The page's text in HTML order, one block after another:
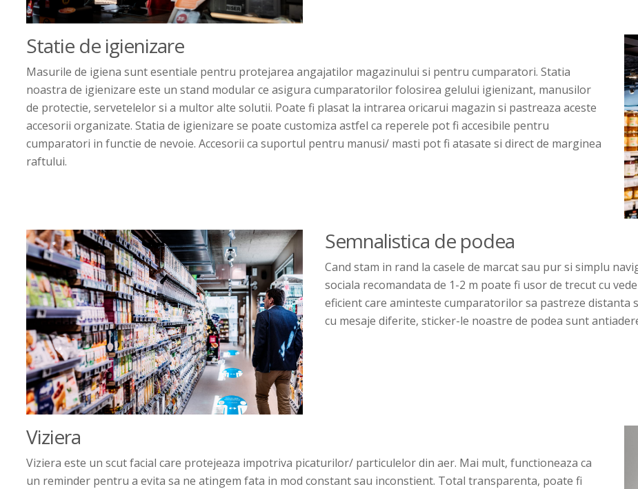
Statie de igienizare
Masurile de igiena sunt esentiale pentru protejarea angajatilor magazinului si pentru cumparatori. Statia
noastra de igienizare este un stand modular ce asigura cumparatorilor folosirea gelului igienizant, manusilor
de protectie, servetelelor si a multor alte solutii. Poate fi plasat la intrarea oricarui magazin si pastreaza aceste
accesorii organizate. Statia de igienizare se poate customiza astfel ca reperele pot fi accesibile pentru
cumparatori in functie de nevoie. Accesorii ca suportul pentru manusi/ masti pot fi atasate si direct de marginea
raftului.
Semnalistica de podea
Cand stam in rand la casele de marcat sau pur si simplu
sociala recomandata de 1-2 m poate fi usor de trecut cu
eficient care aminteste cumparatorilor sa pastreze distanta
cu mesaje diferite, sticker-le noastre de podea sunt
Viziera
Viziera este un scut facial care protejeaza impotriva picaturilor/ particulelor din aer. Mai mult, functioneaza ca
un reminder pentru a evita sa ne atingem fata in mod constant sau inconstient. Total transparenta, poate fi